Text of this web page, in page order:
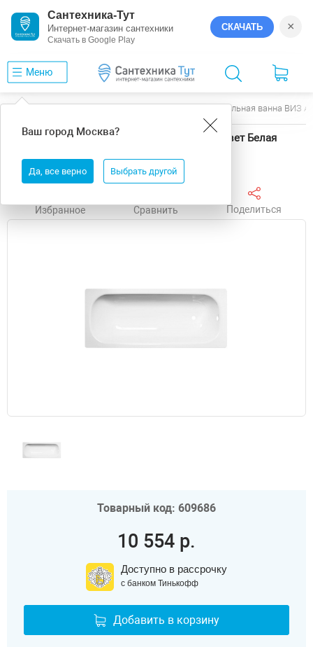
Сантехника-Тут
Интернет-магазин сантехники
Скачать в Google Play
СКАЧАТЬ ×
Меню
Ваш город Москва?
Да, все верно Выбрать другой
Стальная ванна ВИЗ
Стальная ванна ВИЗ Antika 120x70 А-20901 цвет Белая
Избранное Сравнить Поделиться
Товарный код: 609686
10 554 р.
Доступно в рассрочку
с банком Тинькофф
Добавить в корзину